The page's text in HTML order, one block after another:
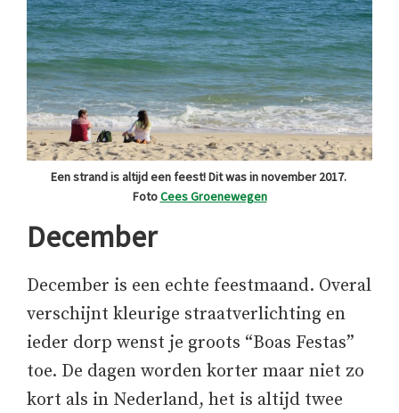
Een strand is altijd een feest! Dit was in november 2017.
FotoCees Groenewegen
December
December is een echte feestmaand. Overal
verschijnt kleurige straatverlichting en
ieder dorp wenst je groots “Boas Festas”
toe. De dagen worden korter maar niet zo
kort als in Nederland, het is altijd twee